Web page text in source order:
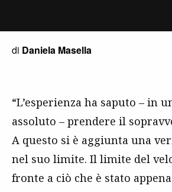
di Daniela Masella
“L’esperienza ha saputo – in
assoluto – prendere il
A questo si è aggiunta una
nel suo limite. Il limite del
fronte a ciò che è stato